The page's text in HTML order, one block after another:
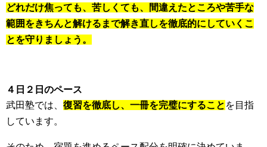
どれだけ焦っても、苦しくても、間違えたところや苦手な
範囲をきちんと解けるまで解き直しを徹底的にしていくこ
とを守りましょう。
４日２日のペース
武田塾では、 復習を徹底し、一冊を完璧にすること を目指
しています。